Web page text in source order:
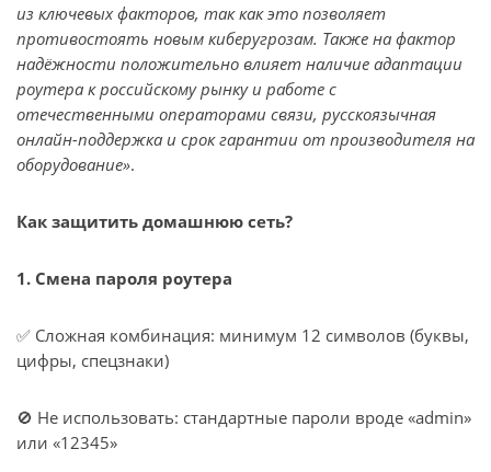
из ключевых факторов, так как это позволяет
противостоять новым киберугрозам. Также на фактор
надёжности положительно влияет наличие адаптации
роутера к российскому рынку и работе с
отечественными операторами связи, русскоязычная
онлайн-поддержка и срок гарантии от производителя на
оборудование».
Как защитить домашнюю сеть?
1. Смена пароля роутера
✅ Сложная комбинация: минимум 12 символов (буквы,
цифры, спецзнаки)
🚫 Не использовать: стандартные пароли вроде «admin»
или «12345»